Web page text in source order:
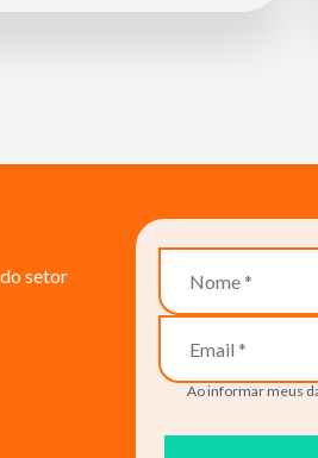
setor
Ao informar meus